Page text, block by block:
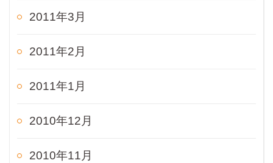
2011年3月
2011年2月
2011年1月
2010年12月
2010年11月